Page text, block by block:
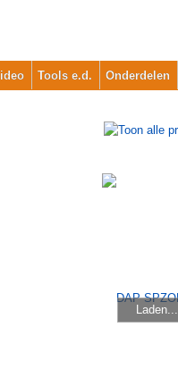
Tools e.d. Onderdelen
Laden...